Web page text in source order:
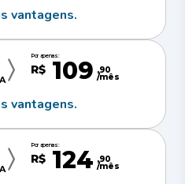
vantagens.
Por apenas:
R$ 109 ,90
/mês
vantagens.
Por apenas:
R$ 124 ,90
/mês